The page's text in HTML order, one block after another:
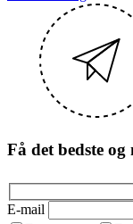
Få det bedste
E-mail